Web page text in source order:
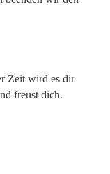
Zeit wird es dir
freust dich.